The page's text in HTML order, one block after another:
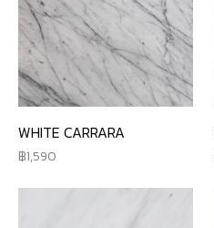
WHITE CARRARA
1,590